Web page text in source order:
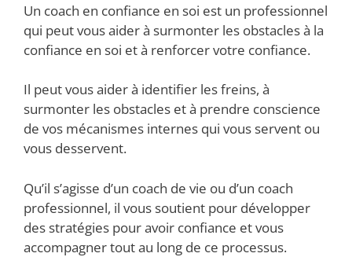
Un coach en confiance en soi est un professionnel
qui peut vous aider à surmonter les obstacles à la
confiance en soi et à renforcer votre confiance.
Il peut vous aider à identifier les freins, à
surmonter les obstacles et à prendre conscience
de vos mécanismes internes qui vous servent ou
vous desservent.
Qu’il s’agisse d’un coach de vie ou d’un coach
professionnel, il vous soutient pour développer
des stratégies pour avoir confiance et vous
accompagner tout au long de ce processus.